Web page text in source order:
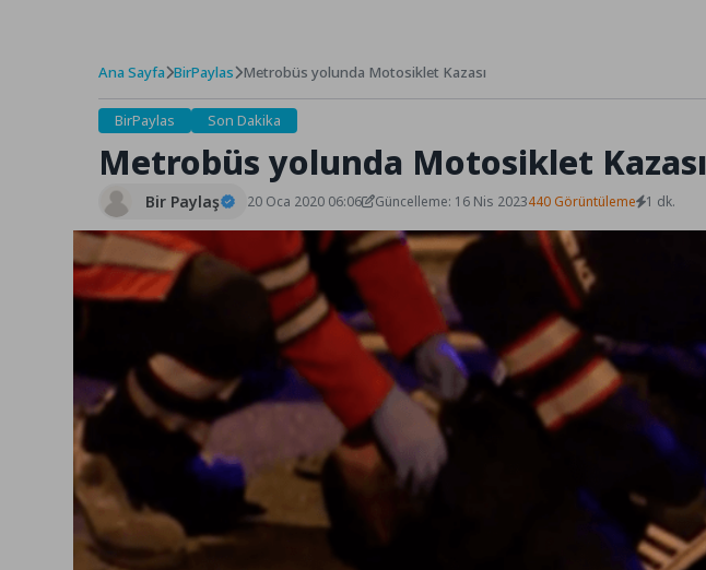
Ana Sayfa BirPaylas Metrobüs yolunda Motosiklet Kazası
BirPaylas Son Dakika
Metrobüs yolunda Motosiklet Kazası
Bir Paylaş 20 Oca 2020 06:06 Güncelleme: 16 Nis 2023440 Görüntüleme 1 dk.